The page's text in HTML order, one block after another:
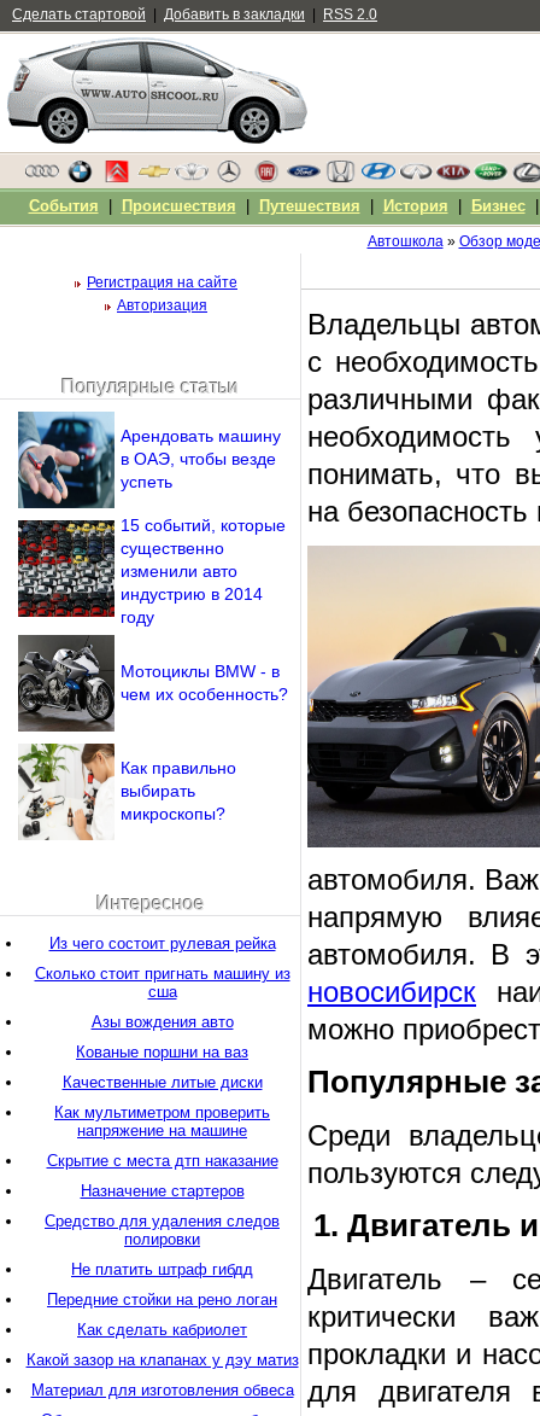
Автошкола» Обзор
Владельцы
с
различными
необходимость
понимать, что
на
автомобиля.
напрямую
автомобиля. В
новосибирск
можно
Популярные
Среди
пользуются
1. Двигатель
Двигатель –
критически
прокладки и
для
Регистрация на сайте
Авторизация
Напомнить пароль?
Популярные статьи
Арендовать машину
в ОАЭ, чтобы везде
успеть
15 событий, которые
существенно
изменили авто
индустрию в 2014
году
Мотоциклы BMW - в
чем их особенность?
Как правильно
выбирать
микроскопы?
Интересное
Из чего состоит рулевая рейка
Сколько стоит пригнать машину из
сша
Азы вождения авто
Кованые поршни на ваз
Качественные литые диски
Как мультиметром проверить
напряжение на машине
Скрытие с места дтп наказание
Назначение стартеров
Средство для удаления следов
полировки
Не платить штраф гибдд
Передние стойки на рено логан
Как сделать кабриолет
Какой зазор на клапанах у дэу матиз
Материал для изготовления обвеса
Сделать стартовой Добавить в закладки RSS 2.0
События Происшествия Путешествия История Бизнес